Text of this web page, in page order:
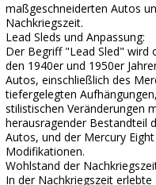
maßgeschneiderten Autos
Nachkriegszeit.
Lead Sleds und Anpassung:
Der Begriff "Lead Sled"
den 1940er und 1950er
Autos, einschließlich des
tiefergelegten
stilistischen Veränderungen
herausragender Bestandteil
Autos, und der Mercury
Modifikationen.
Wohlstand der
In der Nachkriegszeit